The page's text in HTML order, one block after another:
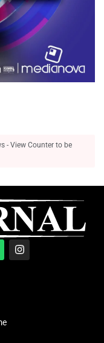
- View Counter to be